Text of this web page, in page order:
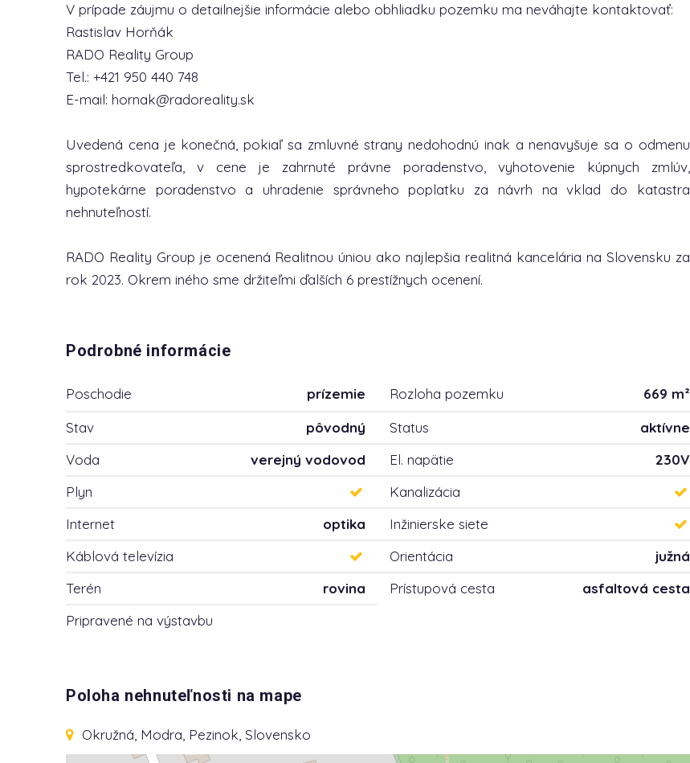
V prípade záujmu o detailnejšie informácie alebo obhliadku pozemku ma neváhajte kontaktovať:
Rastislav Horňák
RADO Reality Group
Tel.: +421 950 440 748
E-mail: hornak@radoreality.sk
Uvedená cena je konečná, pokiaľ sa zmluvné strany nedohodnú inak a nenavyšuje sa o odmenu
sprostredkovateľa, v cene je zahrnuté právne poradenstvo, vyhotovenie kúpnych zmlúv,
hypotekárne poradenstvo a uhradenie správneho poplatku za návrh na vklad do katastra
nehnuteľností.
RADO Reality Group je ocenená Realitnou úniou ako najlepšia realitná kancelária na Slovensku za
rok 2023. Okrem iného sme držiteľmi ďalších 6 prestížnych ocenení.
Podrobné informácie
Poschodie prízemie Rozloha pozemku
669 m²
Stav
pôvodný Status
aktívne
Voda
verejný vodovod El. napätie
230V
Plyn
Kanalizácia
Internet
optika
Inžinierske siete
Káblová televízia
Orientácia
južná
Terén
rovina Prístupová cesta
asfaltová cesta
Pripravené na výstavbu
Poloha nehnuteľnosti na mape
Okružná , Modra, Pezinok, Slovensko